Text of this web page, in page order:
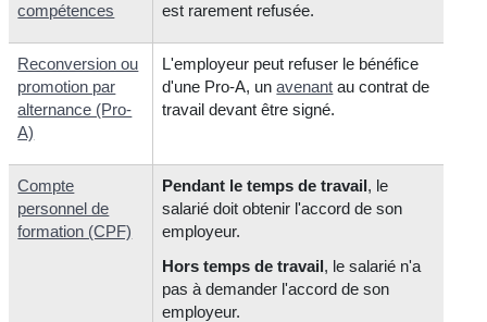
compétences
est rarement refusée.
Reconversion ou
promotion par
alternance (Pro-
A)
L'employeur peut refuser le bénéfice
d'une Pro-A, unavenant au contrat de
travail devant être signé.
Compte
personnel de
formation (CPF)
Pendant le temps de travail, le
salarié doit obtenir l'accord de son
employeur.
Hors temps de travail, le salarié n'a
pas à demander l'accord de son
employeur.